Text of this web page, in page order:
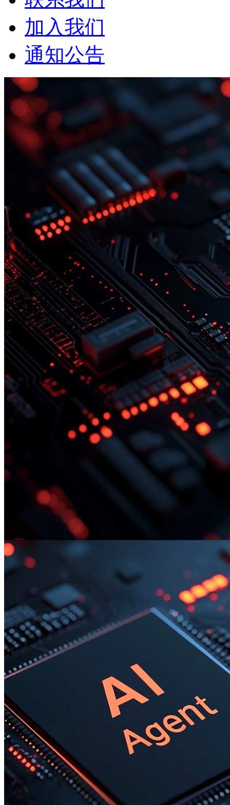
加入我们
通知公告